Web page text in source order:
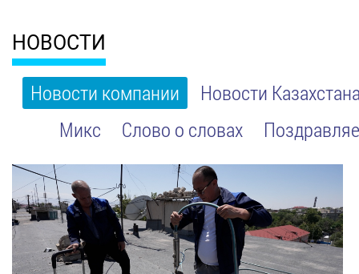
НОВОСТИ
Новости компании
Новости
Микс
Слово о словах